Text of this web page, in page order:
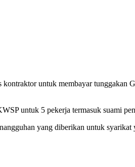
untuk membayar
untuk 5 pekerja termasuk suami
yang diberikan untuk